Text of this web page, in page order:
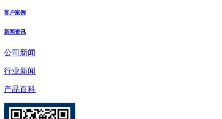
客户案例
新闻资讯
公司新闻
行业新闻
产品百科